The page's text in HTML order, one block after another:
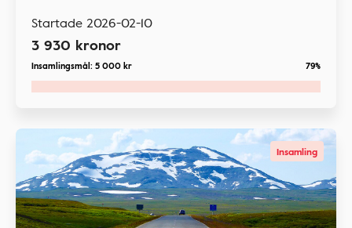
Startade 2026-02-10
3 930 kronor
Insamlingsmål: 5 000kr 79%
Insamling